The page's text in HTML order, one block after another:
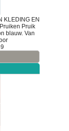
KLEDING EN
Pruiken Pruik
blauw. Van